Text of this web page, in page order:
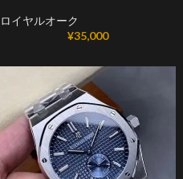
ロイヤルオーク
¥35,000